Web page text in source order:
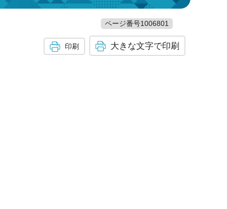
ページ番号1006801
印刷 大きな文字で印刷